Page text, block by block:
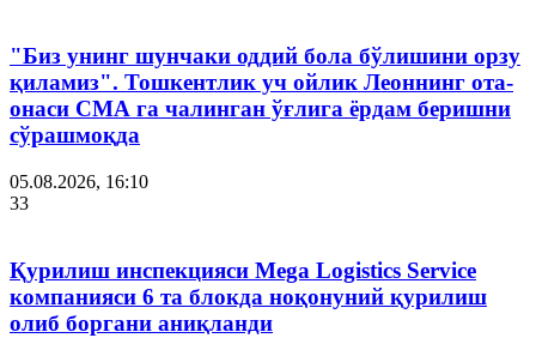
"Биз унинг шунчаки оддий бола бўлишини орзу
қиламиз". Тошкентлик уч ойлик Леоннинг ота-
онаси СМА га чалинган ўғлига ёрдам беришни
сўрашмоқда
05.08.2026, 16:10
33
Қурилиш инспекцияси Мega Logistics Service
компанияси 6 та блокда ноқонуний қурилиш
олиб боргани аниқланди